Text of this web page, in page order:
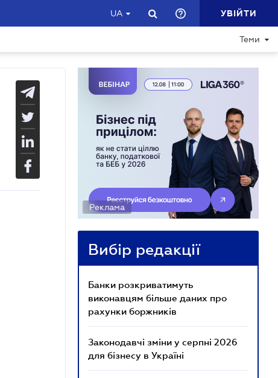
UA УВІЙТИ
Теми
Реклама
Вибір редакції
Банки розкриватимуть
виконавцям більше даних про
рахунки боржників
Законодавчі зміни у серпні 2026
для бізнесу в Україні